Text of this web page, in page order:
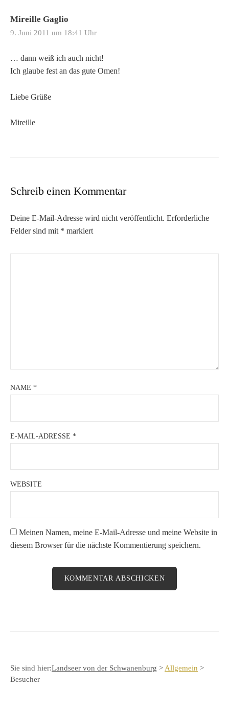
Mireille Gaglio
9. Juni 2011 um 18:41 Uhr
… dann weiß ich auch nicht!
Ich glaube fest an das gute Omen!
Liebe Grüße
Mireille
Schreib einen Kommentar
Deine E-Mail-Adresse wird nicht veröffentlicht. Erforderliche
Felder sind mit * markiert
NAME *
E-MAIL-ADRESSE *
WEBSITE
Meinen Namen, meine E-Mail-Adresse und meine Website in
diesem Browser für die nächste Kommentierung speichern.
Sie sind hier:Landseer von der Schwanenburg > Allgemein >
Besucher